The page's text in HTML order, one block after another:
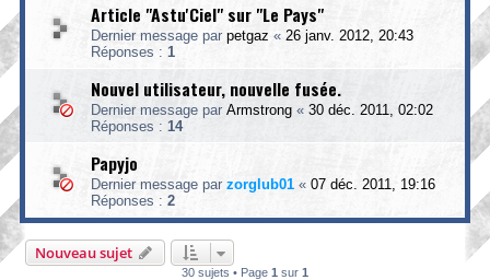
Article "Astu'Ciel" sur "Le Pays"
Dernier message par petgaz « 26 janv. 2012, 20:43
Réponses : 1
Nouvel utilisateur, nouvelle fusée.
Dernier message par Armstrong « 30 déc. 2011, 02:02
Réponses : 14
Papyjo
Dernier message par zorglub01 « 07 déc. 2011, 19:16
Réponses : 2
Nouveau sujet
30 sujets • Page 1 sur 1